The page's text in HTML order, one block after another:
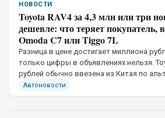
НОВОСТИ
Toyota RAV4 за 4,3 млн или три
дешевле: что теряет покупатель,
Omoda C7 или Tiggo 7L
Разница в цене достигает миллиона
только цифры в объявлениях нельзя.
рублей обычно ввезена из Китая по
каналам, тогда как Jaecoo J7, Omoda C7
Автоновости